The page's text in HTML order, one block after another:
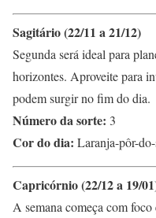
Sagitário (22/11 a 21/12)
Segunda será ideal para
horizontes. Aproveite para
podem surgir no fim do dia.
Número da sorte: 3
Cor do dia: Laranja-pôr-
Capricórnio (22/12 a 19/
A semana começa com